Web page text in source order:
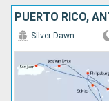
Silver Dawn